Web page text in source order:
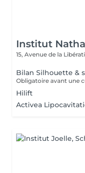
Institut
15, Avenue de la
Bilan Silhouette &
Obligatoire avant une
Hilift
Activea